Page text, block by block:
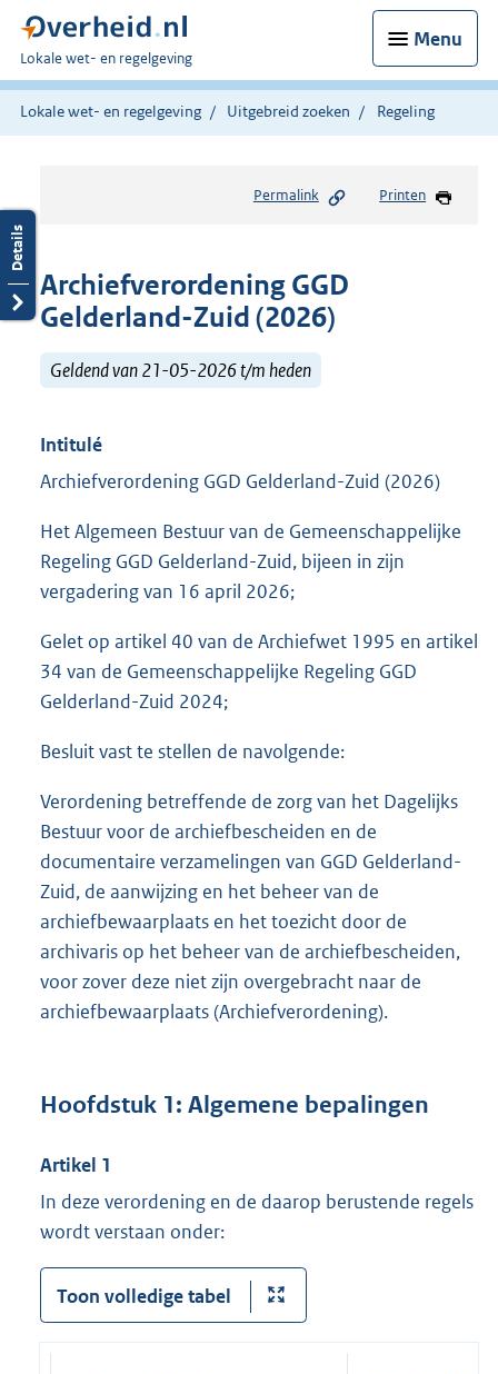
Menu
U
bent
hier:
Lokale wet- en regelgeving
Lokale wet- en regelgeving Uitgebreid zoeken Regeling
Permalink Printen
Archiefverordening GGD
Gelderland-Zuid (2026)
Geldend van 21-05-2026 t/m heden
Intitulé
Archiefverordening GGD Gelderland-Zuid (2026)
Het Algemeen Bestuur van de Gemeenschappelijke
Regeling GGD Gelderland-Zuid, bijeen in zijn
vergadering van 16 april 2026;
Gelet op artikel 40 van de Archiefwet 1995 en artikel
34 van de Gemeenschappelijke Regeling GGD
Gelderland-Zuid 2024;
Besluit vast te stellen de navolgende:
Verordening betreffende de zorg van het Dagelijks
Bestuur voor de archiefbescheiden en de
documentaire verzamelingen van GGD Gelderland-
Zuid, de aanwijzing en het beheer van de
archiefbewaarplaats en het toezicht door de
archivaris op het beheer van de archiefbescheiden,
voor zover deze niet zijn overgebracht naar de
archiefbewaarplaats (Archiefverordening).
Hoofdstuk 1: Algemene bepalingen
Artikel 1
In deze verordening en de daarop berustende regels
wordt verstaan onder:
Toon volledige tabel